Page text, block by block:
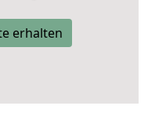
erhalten